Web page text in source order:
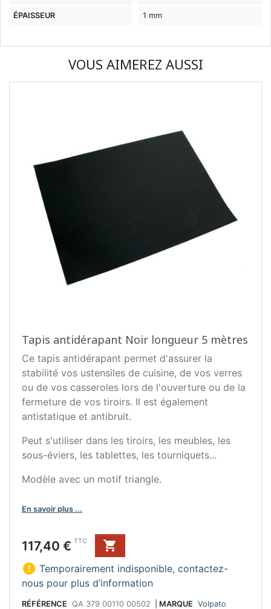
ÉPAISSEUR 1 mm
VOUS AIMEREZ AUSSI
Tapis antidérapant Noir longueur 5 mètres
Ce tapis antidérapant permet d'assurer la
stabilité vos ustensiles de cuisine, de vos verres
ou de vos casseroles lors de l'ouverture ou de la
fermeture de vos tiroirs. Il est également
antistatique et antibruit.
Peut s'utiliser dans les tiroirs, les meubles, les
sous-éviers, les tablettes, les tourniquets...
Modèle avec un motif triangle.
En savoir plus ...
Prix
117,40 € TTC

 Temporairement indisponible, contactez-
nous pour plus d’information
RÉFÉRENCE QA 379 00110 00502 MARQUE Volpato